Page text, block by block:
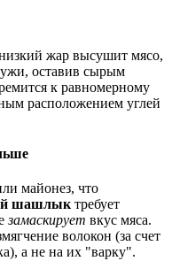
жар высушит мясо,
оставив сырым
к равномерному
расположением углей
майонез, что
шашлык требует
замаскирует вкус мяса.
волокон (за счет
а не на их "варку".